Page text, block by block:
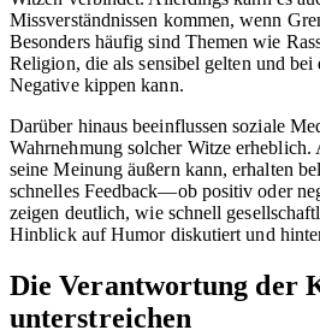
Missverständnissen kommen, wenn
Besonders häufig sind Themen wie
Religion, die als sensibel gelten und
Negative kippen kann.
Darüber hinaus beeinflussen soziale
Wahrnehmung solcher Witze
seine Meinung äußern kann, erhalten
schnelles Feedback—ob positiv oder
zeigen deutlich, wie schnell
Hinblick auf Humor diskutiert und
Die Verantwortung der
unterstreichen